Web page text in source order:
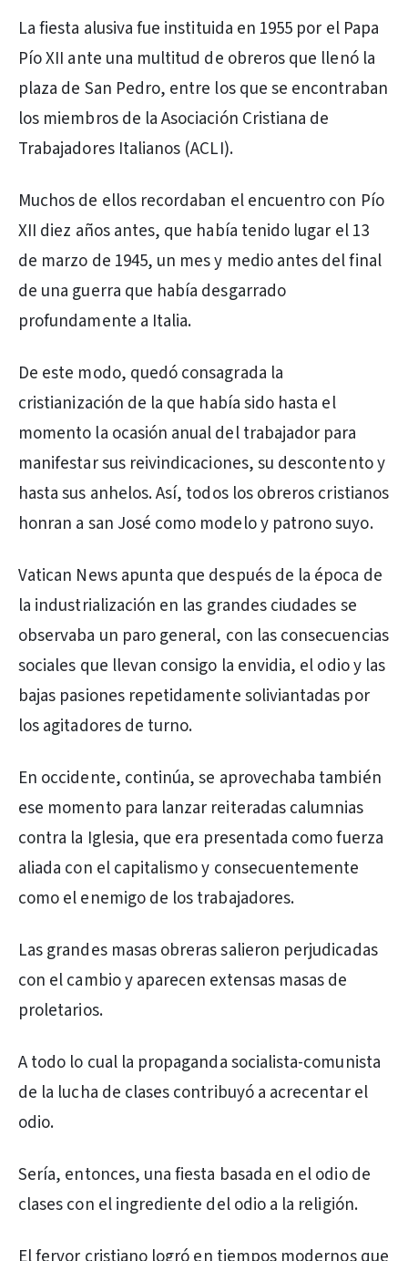
La fiesta alusiva fue instituida en 1955 por el Papa
Pío XII ante una multitud de obreros que llenó la
plaza de San Pedro, entre los que se encontraban
los miembros de la Asociación Cristiana de
Trabajadores Italianos (ACLI).
Muchos de ellos recordaban el encuentro con Pío
XII diez años antes, que había tenido lugar el 13
de marzo de 1945, un mes y medio antes del final
de una guerra que había desgarrado
profundamente a Italia.
De este modo, quedó consagrada la
cristianización de la que había sido hasta el
momento la ocasión anual del trabajador para
manifestar sus reivindicaciones, su descontento y
hasta sus anhelos. Así, todos los obreros cristianos
honran a san José como modelo y patrono suyo.
Vatican News apunta que después de la época de
la industrialización en las grandes ciudades se
observaba un paro general, con las consecuencias
sociales que llevan consigo la envidia, el odio y las
bajas pasiones repetidamente soliviantadas por
los agitadores de turno.
En occidente, continúa, se aprovechaba también
ese momento para lanzar reiteradas calumnias
contra la Iglesia, que era presentada como fuerza
aliada con el capitalismo y consecuentemente
como el enemigo de los trabajadores.
Las grandes masas obreras salieron perjudicadas
con el cambio y aparecen extensas masas de
proletarios.
A todo lo cual la propaganda socialista-comunista
de la lucha de clases contribuyó a acrecentar el
odio.
Sería, entonces, una fiesta basada en el odio de
clases con el ingrediente del odio a la religión.